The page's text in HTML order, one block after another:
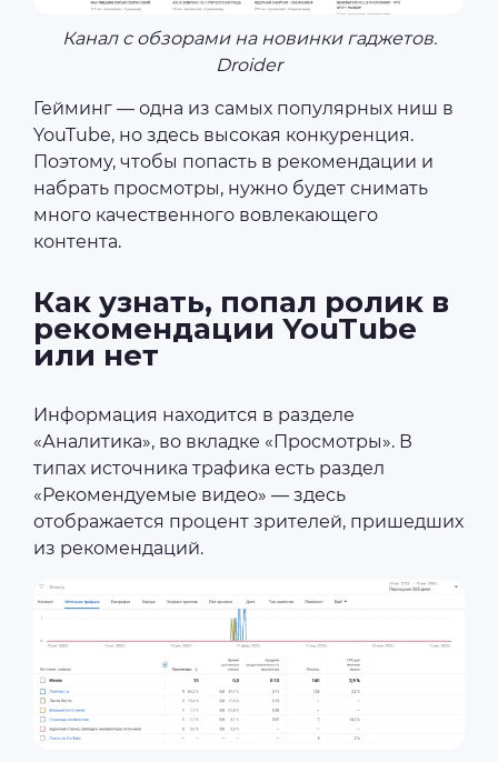
Канал с обзорами на новинки гаджетов.
Droider
Гейминг — одна из самых популярных ниш в
YouTube, но здесь высокая конкуренция.
Поэтому, чтобы попасть в рекомендации и
набрать просмотры, нужно будет снимать
много качественного вовлекающего
контента.
Как узнать, попал ролик в
рекомендации YouTube
или нет
Информация находится в разделе
«Аналитика», во вкладке «Просмотры». В
типах источника трафика есть раздел
«Рекомендуемые видео» — здесь
отображается процент зрителей, пришедших
из рекомендаций.